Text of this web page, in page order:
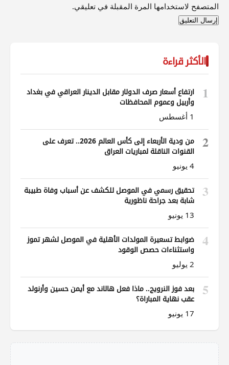
المتصفح لاستخدامها المرة المقبلة في تعليقي.
الأكثر قراءة
1
ارتفاع أسعار صرف الدولار مقابل الدينار العراقي في بغداد
وأربيل وعموم المحافظات
1 أغسطس
2
من ودية الأربعاء إلى كأس العالم 2026.. تعرف على
القنوات الناقلة لمباريات العراق
4 يونيو
3
تحقيق رسمي في الموصل للكشف عن أسباب وفاة طبيبة
شابة بعد جراحة ناظورية
13 يونيو
4
ضوابط تسعيرة المولدات الأهلية في الموصل لشهر تموز
واستثناءات حصص الوقود
2 يوليو
5
بعد فوز النرويج.. ماذا فعل هالاند مع أيمن حسين وأرنولد
عقب نهاية المباراة؟
17 يونيو